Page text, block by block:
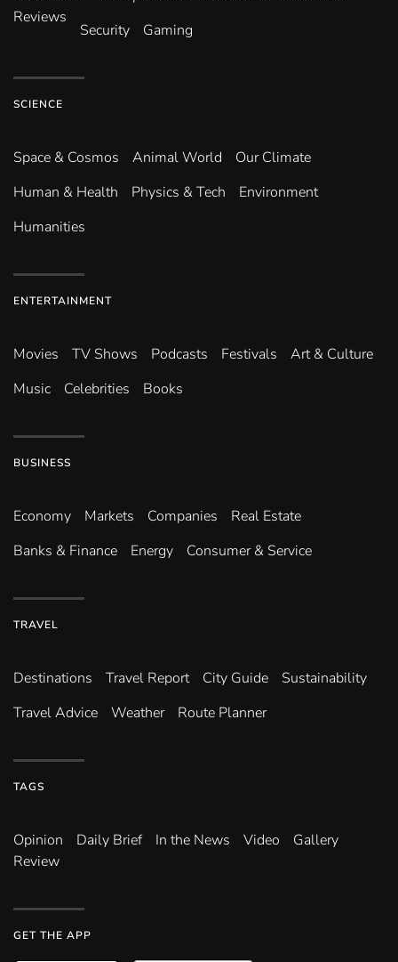
Reviews
Security Gaming
SCIENCE
Space & Cosmos Animal World
Our Climate
Human & Health
Physics & Tech
Environment
Humanities
ENTERTAINMENT
Movies TV Shows Podcasts Festivals
Art & Culture
Music
Celebrities Books
BUSINESS
Economy Markets Companies
Real Estate
Banks & Finance
Energy Consumer & Service
TRAVEL
Destinations Travel Report City Guide
Sustainability
Travel Advice
Weather Route Planner
TAGS
Opinion Daily Brief In the News Video
Gallery
Review
GET THE APP